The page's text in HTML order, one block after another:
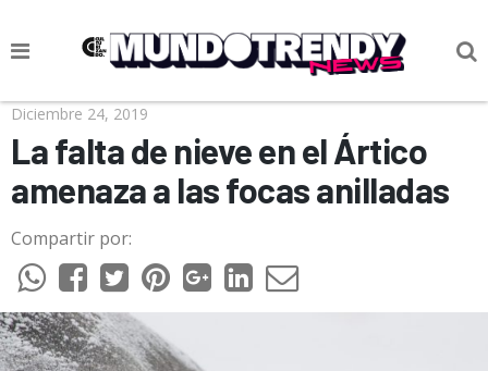
NOTICIAS
CULTURA POP
CIENCIA Y TECNOLOGÍA
VIDA
SOCIEDAD
CULTURIZANDO.COM
Diciembre 24, 2019
La falta de nieve en el Ártico
amenaza a las focas anilladas
Compartir por: